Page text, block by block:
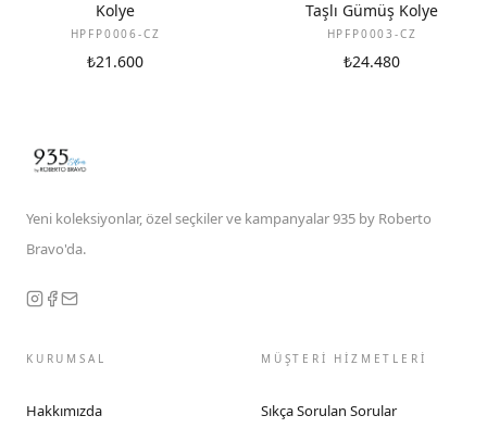
Kolye
HPFP0006-CZ
₺21.600
Taşlı Gümüş Kolye
HPFP0003-CZ
₺24.480
Yeni koleksiyonlar, özel seçkiler ve kampanyalar 935 by Roberto
Bravo'da.
KURUMSAL
Hakkımızda
MÜŞTERİ HİZMETLERİ
Sıkça Sorulan Sorular